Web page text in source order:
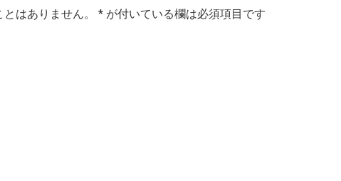
はありません。 * が付いている欄は必須項目です